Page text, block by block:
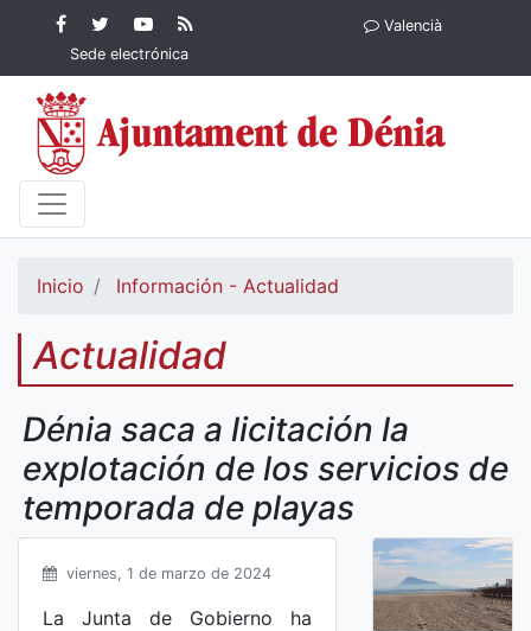
Contenido principalFacebook
Ayuntamiento de
Dénia
Ayuntamiento
de Dénia
YouTube
Ayuntamiento
de Dénia
Ayuntamiento
Sede electrónica
Valencià
Inicio Información - Actualidad
Actualidad
Dénia saca a licitación la
explotación de los servicios de
temporada de playas
viernes, 1 de marzo de 2024
La Junta de Gobierno ha